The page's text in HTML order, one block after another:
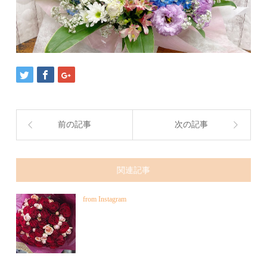
前の記事 次の記事
関連記事
from Instagram